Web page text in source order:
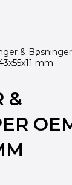
& Bøsninger
mm
&